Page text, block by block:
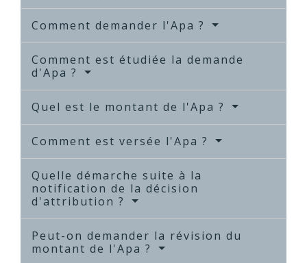
Comment demander l'Apa ?
Comment est étudiée la demande
d'Apa ?
Quel est le montant de l'Apa ?
Comment est versée l'Apa ?
Quelle démarche suite à la
notification de la décision
d'attribution ?
Peut-on demander la révision du
montant de l'Apa ?